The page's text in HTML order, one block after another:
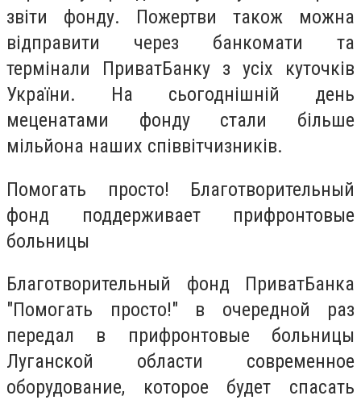
звіти фонду. Пожертви також можна
відправити через банкомати та
термінали ПриватБанку з усіх куточків
України. На сьогоднішній день
меценатами фонду стали більше
мільйона наших співвітчизників.
Помогать просто! Благотворительный
фонд поддерживает прифронтовые
больницы
Благотворительный фонд ПриватБанка
"Помогать просто!" в очередной раз
передал в прифронтовые больницы
Луганской области современное
оборудование, которое будет спасать